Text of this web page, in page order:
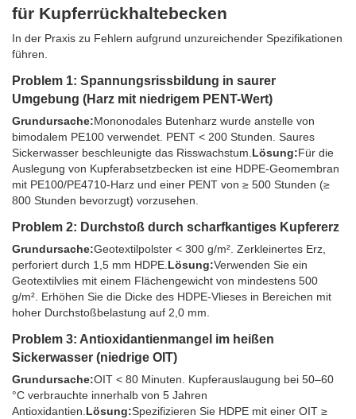
für Kupferrückhaltebecken
In der Praxis zu Fehlern aufgrund unzureichender Spezifikationen
führen.
Problem 1: Spannungsrissbildung in saurer
Umgebung (Harz mit niedrigem PENT-Wert)
Grundursache:Mononodales Butenharz wurde anstelle von
bimodalem PE100 verwendet. PENT < 200 Stunden. Saures
Sickerwasser beschleunigte das Risswachstum. Lösung:Für die
Auslegung von Kupferabsetzbecken ist eine HDPE-Geomembran
mit PE100/PE4710-Harz und einer PENT von ≥ 500 Stunden (≥
800 Stunden bevorzugt) vorzusehen.
Problem 2: Durchstoß durch scharfkantiges Kupfererz
Grundursache:Geotextilpolster < 300 g/m². Zerkleinertes Erz,
perforiert durch 1,5 mm HDPE. Lösung:Verwenden Sie ein
Geotextilvlies mit einem Flächengewicht von mindestens 500
g/m². Erhöhen Sie die Dicke des HDPE-Vlieses in Bereichen mit
hoher Durchstoßbelastung auf 2,0 mm.
Problem 3: Antioxidantienmangel im heißen
Sickerwasser (niedrige OIT)
Grundursache:OIT < 80 Minuten. Kupferauslaugung bei 50–60
°C verbrauchte innerhalb von 5 Jahren
Antioxidantien. Lösung:Spezifizieren Sie HDPE mit einer OIT ≥